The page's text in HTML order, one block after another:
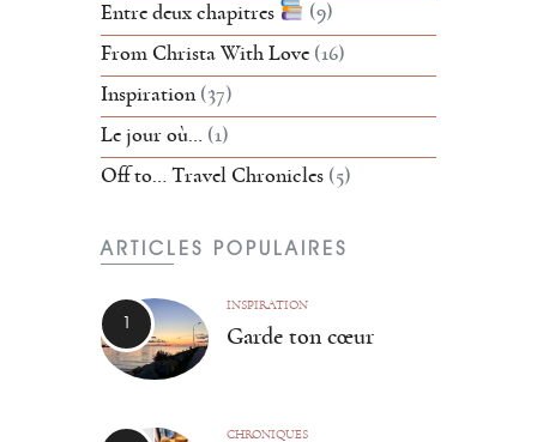
Entre deux chapitres
(9)
From Christa With Love (16)
Inspiration(37)
Le jour où… (1)
Off to… Travel Chronicles (5)
ARTICLES POPULAIRES
INSPIRATION
Garde ton cœur
CHRONIQUES